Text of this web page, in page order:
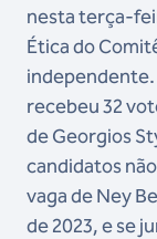
nesta terça-
Ética do
independente.
recebeu 32
de Georgios
candidatos
vaga de Ney
de 2023, e se